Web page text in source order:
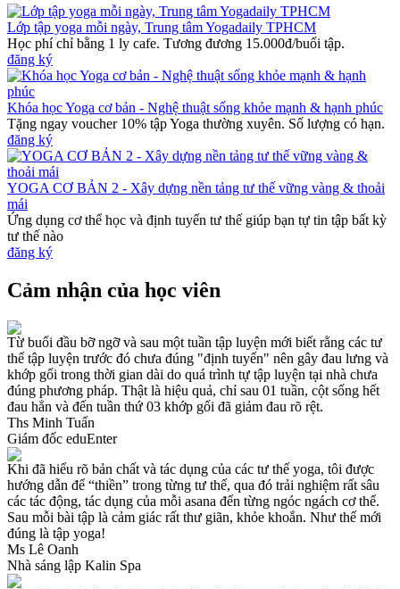
Lớp tập yoga mỗi ngày, Trung tâm Yogadaily TPHCM
Học phí chỉ bằng 1 ly cafe. Tương đương 15.000đ/buổi tập.
đăng ký
Khóa học Yoga cơ bản - Nghệ thuật sống khỏe mạnh & hạnh phúc
Tặng ngay voucher 10% tập Yoga thường xuyên. Số lượng có hạn.
đăng ký
YOGA CƠ BẢN 2 - Xây dựng nền tảng tư thế vững vàng & thoải
mái
Ứng dụng cơ thể học và định tuyến tư thế giúp bạn tự tin tập bất kỳ
tư thế nào
đăng ký
Cảm nhận của học viên
Từ buổi đầu bỡ ngỡ và sau một tuần tập luyện mới biết rằng các tư
thế tập luyện trước đó chưa đúng "định tuyến" nên gây đau lưng và
khớp gối trong thời gian dài do quá trình tự tập luyện tại nhà chưa
đúng phương pháp. Thật là hiệu quả, chỉ sau 01 tuần, cột sống hết
đau hẳn và đến tuần thứ 03 khớp gối đã giảm đau rõ rệt.
Ths Minh Tuấn
Giám đốc eduEnter
Khi đã hiểu rõ bản chất và tác dụng của các tư thế yoga, tôi được
hướng dẫn để “thiền” trong từng tư thế, qua đó trải nghiệm rất sâu
các tác động, tác dụng của mỗi asana đến từng ngóc ngách cơ thể.
Sau mỗi bài tập là cảm giác rất thư giãn, khỏe khoắn. Như thế mới
đúng là tập yoga!
Ms Lê Oanh
Nhà sáng lập Kalin Spa